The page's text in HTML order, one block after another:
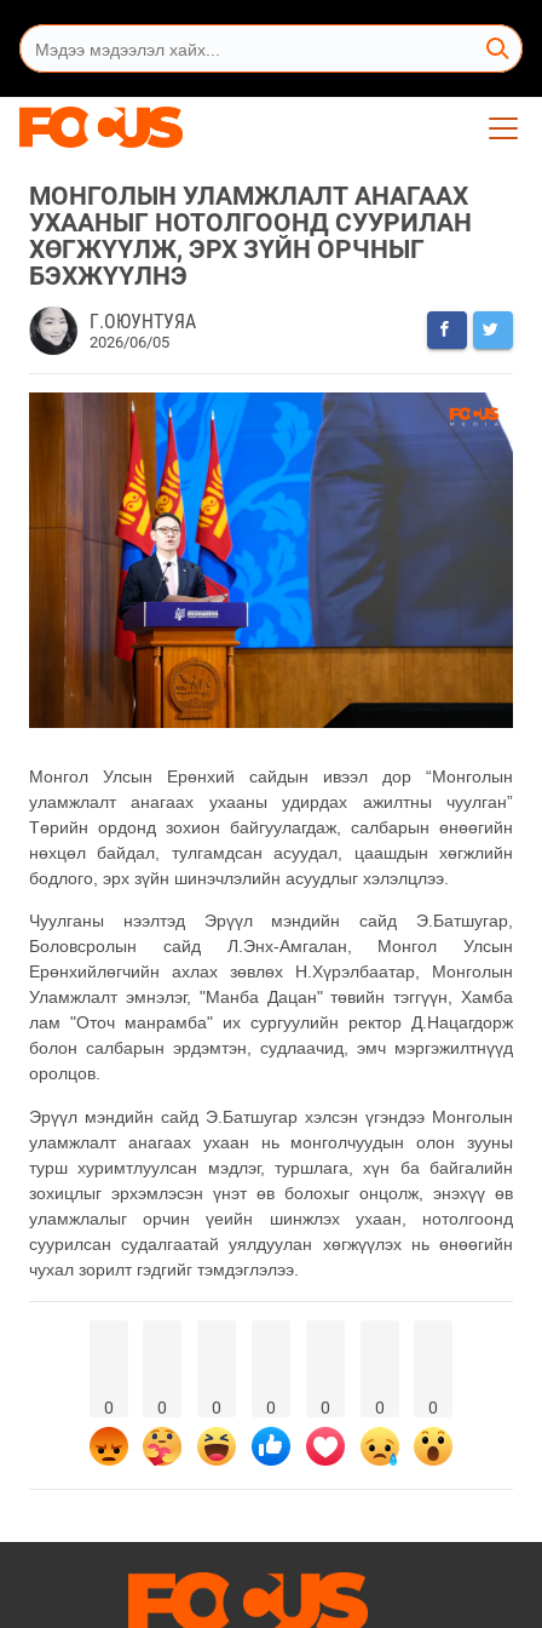
МОНГОЛЫН УЛАМЖЛАЛТ АНАГААХ
УХААНЫГ НОТОЛГООНД СУУРИЛАН
ХӨГЖҮҮЛЖ, ЭРХ ЗҮЙН ОРЧНЫГ
БЭХЖҮҮЛНЭ
Г.ОЮУНТУЯА
2026/06/05
Монгол Улсын Ерөнхий сайдын ивээл дор “Монголын
уламжлалт анагаах ухааны удирдах ажилтны чуулган”
Төрийн ордонд зохион байгуулагдаж, салбарын өнөөгийн
нөхцөл байдал, тулгамдсан асуудал, цаашдын хөгжлийн
бодлого, эрх зүйн шинэчлэлийн асуудлыг хэлэлцлээ.
Чуулганы нээлтэд Эрүүл мэндийн сайд Э.Батшугар,
Боловсролын сайд Л.Энх-Амгалан, Монгол Улсын
Ерөнхийлөгчийн ахлах зөвлөх Н.Хүрэлбаатар, Монголын
Уламжлалт эмнэлэг, "Манба Дацан" төвийн тэггүүн, Хамба
лам "Оточ манрамба" их сургуулийн ректор Д.Нацагдорж
болон салбарын эрдэмтэн, судлаачид, эмч мэргэжилтнүүд
оролцов.
Эрүүл мэндийн сайд Э.Батшугар хэлсэн үгэндээ Монголын
уламжлалт анагаах ухаан нь монголчуудын олон зууны
турш хуримтлуулсан мэдлэг, туршлага, хүн ба байгалийн
зохицлыг эрхэмлэсэн үнэт өв болохыг онцолж, энэхүү өв
уламжлалыг орчин үеийн шинжлэх ухаан, нотолгоонд
суурилсан судалгаатай уялдуулан хөгжүүлэх нь өнөөгийн
чухал зорилт гэдгийг тэмдэглэлээ.
0 0 0 0 0 0 0